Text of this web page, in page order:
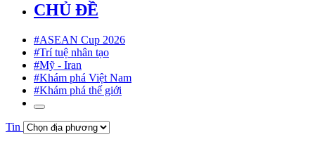
CHỦ ĐỀ
#ASEAN Cup 2026
#Trí tuệ nhân tạo
#Mỹ - Iran
#Khám phá Việt Nam
#Khám phá thế giới
Tin